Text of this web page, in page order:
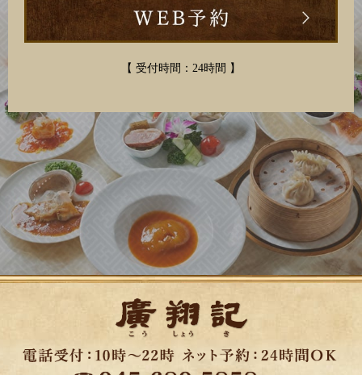
【 受付時間：24時間 】